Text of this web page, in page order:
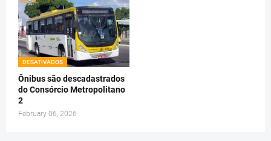
DESATIVADOS
Ônibus são descadastrados
do Consórcio Metropolitano
2
February 06, 2026